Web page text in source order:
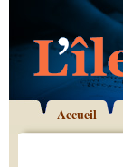
Accueil